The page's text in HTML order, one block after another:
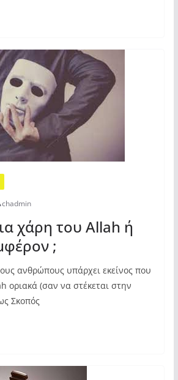
chadmin
χάρη του Allah ή
;
ανθρώπους υπάρχει εκείνος που
οριακά (σαν να στέκεται στην
Σκοπός